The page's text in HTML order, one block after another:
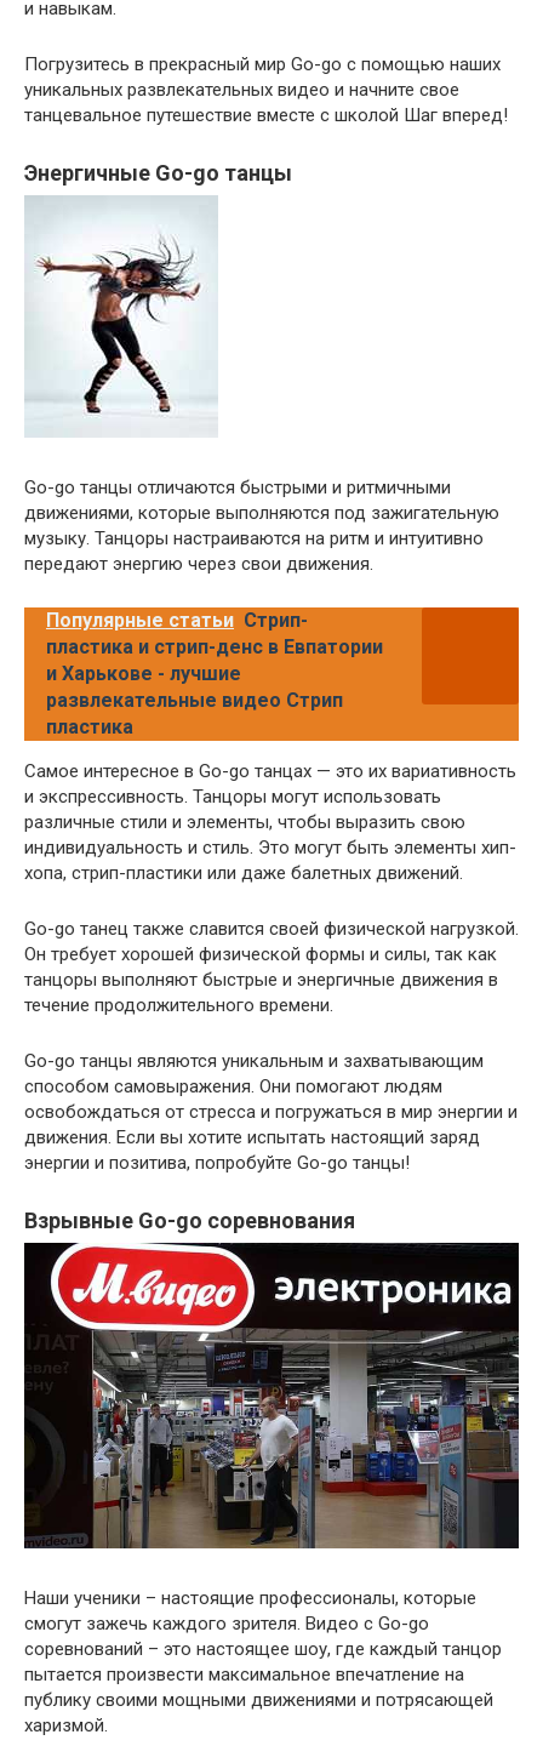
и навыкам.
Погрузитесь в прекрасный мир Go-go с помощью наших
уникальных развлекательных видео и начните свое
танцевальное путешествие вместе с школой Шаг вперед!
Энергичные Go-go танцы
Go-go танцы отличаются быстрыми и ритмичными
движениями, которые выполняются под зажигательную
музыку. Танцоры настраиваются на ритм и интуитивно
передают энергию через свои движения.
Популярные статьи Стрип-
пластика и стрип-денс в Евпатории
и Харькове - лучшие
развлекательные видео Стрип
пластика
Самое интересное в Go-go танцах — это их вариативность
и экспрессивность. Танцоры могут использовать
различные стили и элементы, чтобы выразить свою
индивидуальность и стиль. Это могут быть элементы хип-
хопа, стрип-пластики или даже балетных движений.
Go-go танец также славится своей физической нагрузкой.
Он требует хорошей физической формы и силы, так как
танцоры выполняют быстрые и энергичные движения в
течение продолжительного времени.
Go-go танцы являются уникальным и захватывающим
способом самовыражения. Они помогают людям
освобождаться от стресса и погружаться в мир энергии и
движения. Если вы хотите испытать настоящий заряд
энергии и позитива, попробуйте Go-go танцы!
Взрывные Go-go соревнования
Наши ученики – настоящие профессионалы, которые
смогут зажечь каждого зрителя. Видео с Go-go
соревнований – это настоящее шоу, где каждый танцор
пытается произвести максимальное впечатление на
публику своими мощными движениями и потрясающей
харизмой.